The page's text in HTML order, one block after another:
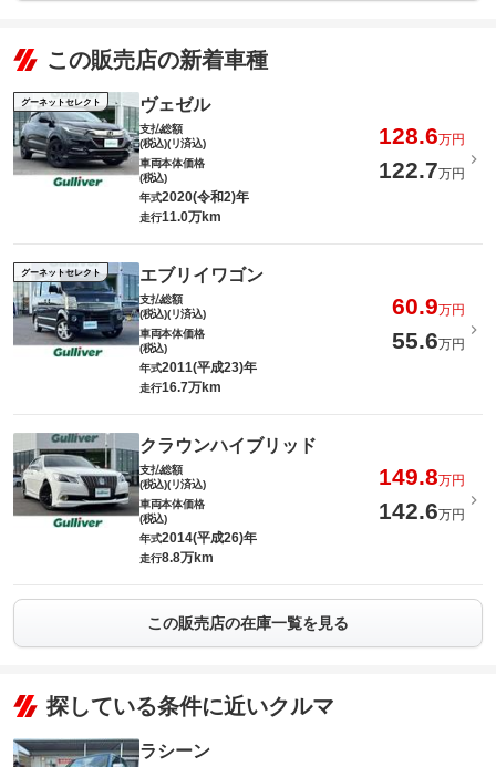
この販売店の新着車種
グーネットセレクト ヴェゼル
支払総額
(税込)(リ済込)
128.6万円
車両本体価格
(税込)
122.7万円
年式2020(令和2)年
走行11.0万km
グーネットセレクト エブリイワゴン
支払総額
(税込)(リ済込)
60.9万円
車両本体価格
(税込)
55.6万円
年式2011(平成23)年
走行16.7万km
クラウンハイブリッド
支払総額
(税込)(リ済込)
149.8万円
車両本体価格
(税込)
142.6万円
年式2014(平成26)年
走行8.8万km
この販売店の在庫一覧を見る
探している条件に近いクルマ
ラシーン